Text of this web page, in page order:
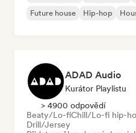
Future house
Hip-hop
ADAD Audio
Kurátor Playlistu
> 4900 odpovědí
Beaty/Lo-fiChill/Lo-fi hip-
Drill/Jersey